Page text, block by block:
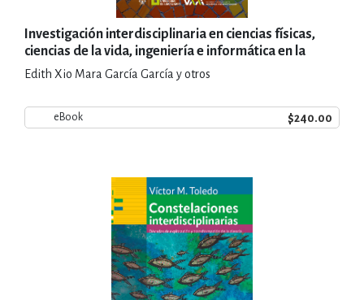
Investigación interdisciplinaria en ciencias físicas,
ciencias de la vida, ingeniería e informática en la
Universidad de Guadalajara
Edith Xio Mara García García y otros
eBook $240.00